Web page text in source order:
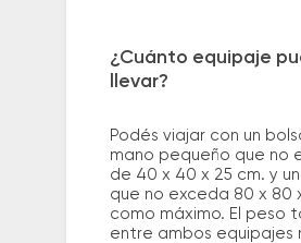
¿Cuánto equipaje
llevar?
Podés viajar con un
mano pequeño que no
de 40 x 40 x 25 cm. y
que no exceda 80 x 80
como máximo. El peso
entre ambos equipajes